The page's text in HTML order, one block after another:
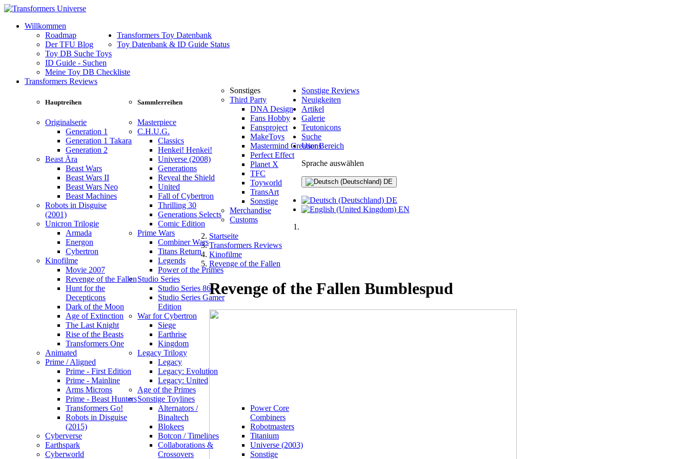
Willkommen
Roadmap
Der TFU Blog
Transformers Toy Datenbank
Toy Datenbank & ID Guide Status
Toy DB Suche Toys
ID Guide - Suchen
Meine Toy DB Checkliste
Transformers Reviews
Hauptreihen
Originalserie
Generation 1
Generation 1 Takara
Generation 2
Beast Ära
Beast Wars
Beast Wars II
Beast Wars Neo
Beast Machines
Robots in Disguise
(2001)
Unicron Trilogie
Armada
Energon
Cybertron
Kinofilme
Movie 2007
Revenge of the Fallen
Hunt for the
Decepticons
Dark of the Moon
Age of Extinction
The Last Knight
Rise of the Beasts
Transformers One
Animated
Prime / Aligned
Prime - First Edition
Prime - Mainline
Arms Microns
Prime - Beast Hunters
Transformers Go!
Robots in Disguise
(2015)
Cyberverse
Earthspark
Cyberworld
Sammlerreihen
Masterpiece
C.H.U.G.
Classics
Henkei! Henkei!
Universe (2008)
Generations
Reveal the Shield
United
Fall of Cybertron
Thrilling 30
Generations Selects
Comic Edition
Prime Wars
Combiner Wars
Titans Return
Legends
Power of the Primes
Studio Series
Studio Series 86
Studio Series Gamer
Edition
War for Cybertron
Siege
Earthrise
Kingdom
Legacy Trilogy
Legacy
Legacy: Evolution
Legacy: United
Age of the Primes
Sonstige Toylines
Alternators /
Binaltech
Blokees
Botcon / Timelines
Collaborations &
Crossovers
Power Core
Combiners
Robotmasters
Titanium
Universe (2003)
Sonstige
Sonstiges
Third Party
DNA Design
Fans Hobby
Fansproject
MakeToys
Mastermind Creations
Perfect Effect
Planet X
TFC
Toyworld
TransArt
Sonstige
Merchandise
Customs
Sonstige Reviews
Neuigkeiten
Artikel
Galerie
Teutonicons
Suche
User Bereich
Sprache auswählen
DE
DE
EN
Startseite
Transformers Reviews
Kinofilme
Revenge of the Fallen
Revenge of the Fallen Bumblespud